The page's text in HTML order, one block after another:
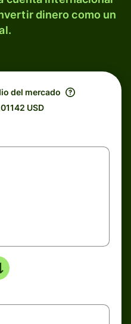
dinero como un
del mercado
USD